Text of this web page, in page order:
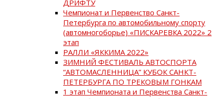
ДРИФТУ
Чемпионат и Первенство Санкт-
Петербурга по автомобильному спорту
(автомногоборье) «ПИСКАРЕВКА 2022» 2
этап
РАЛЛИ «ЯККИМА 2022»
ЗИМНИЙ ФЕСТИВАЛЬ АВТОСПОРТА
“АВТОМАСЛЕННИЦА” КУБОК САНКТ-
ПЕТЕРБУРГА ПО ТРЕКОВЫМ ГОНКАМ
1 этап Чемпионата и Первенства Санкт-